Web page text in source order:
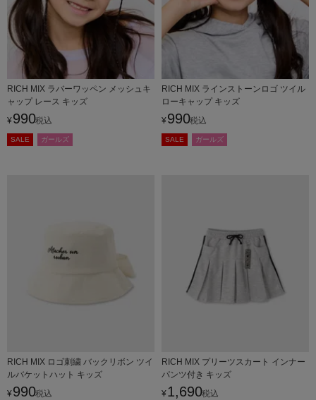
RICH MIX ラバーワッペン メッシュキ
ャップ レース キッズ
¥ 990税込
SALE ガールズ
RICH MIX ラインストーンロゴ ツイル
ローキャップ キッズ
¥ 990税込
SALE ガールズ
RICH MIX ロゴ刺繍 バックリボン ツイ
ルバケットハット キッズ
¥ 990税込
RICH MIX プリーツスカート インナー
パンツ付き キッズ
¥ 1,690税込